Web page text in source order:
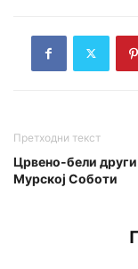
Претходни текст
Црвено-бели други
Мурској Соботи